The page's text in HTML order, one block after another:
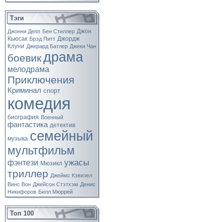
Тэги
Джонни Депп Бен Стиллер Джон
Кьюсак Брэд Питт Джордж
Клуни Джерард Батлер Джеки Чан
боевикдрама
мелодрама
Приключения
Криминал спорт
комедия
биография Военный
фантастика детектив
музыка семейный
мультфильм
фэнтези Мюзикл ужасы
триллер Джеймс Кэвизел
Винс Вон Джейсон Стэтхэм Денис
Никифоров Билл Мюррей
Топ 100